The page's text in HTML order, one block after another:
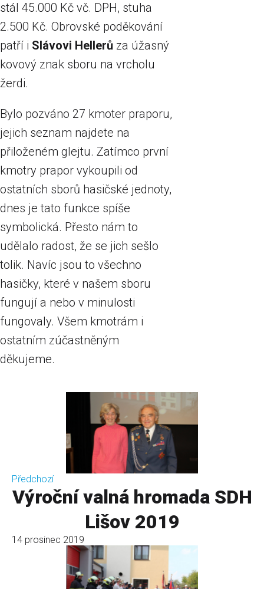
stál 45.000 Kč vč. DPH, stuha
2.500 Kč. Obrovské poděkování
patří i Slávovi Hellerů za úžasný
kovový znak sboru na vrcholu
žerdi.
Bylo pozváno 27 kmoter praporu,
jejich seznam najdete na
přiloženém glejtu. Zatímco první
kmotry prapor vykoupili od
ostatních sborů hasičské jednoty,
dnes je tato funkce spíše
symbolická. Přesto nám to
udělalo radost, že se jich sešlo
tolik. Navíc jsou to všechno
hasičky, které v našem sboru
fungují a nebo v minulosti
fungovaly. Všem kmotrám i
ostatním zúčastněným
děkujeme.
Předchozí
Výroční valná hromada SDH
Lišov 2019
14 prosinec 2019